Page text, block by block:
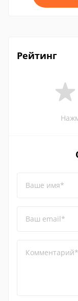
Рейтинг
Ваше имя*
Ваш email*
Комментарий*